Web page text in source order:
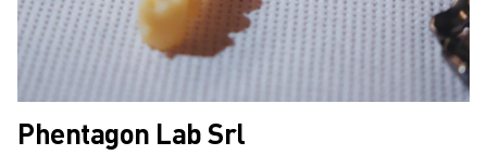
Phentagon Lab Srl